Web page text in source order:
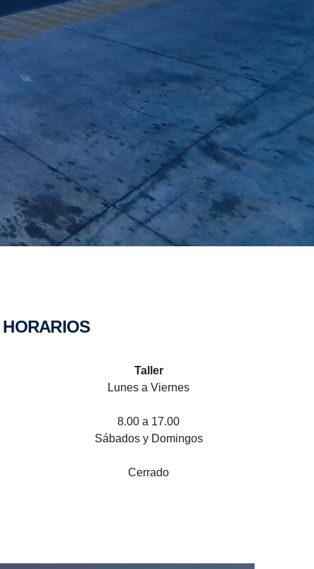
HORARIOS
Taller
Lunes a Viernes
8.00 a 17.00
Sábados y Domingos
Cerrado